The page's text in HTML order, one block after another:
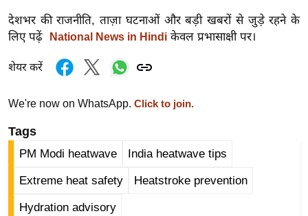
न्यू
ज
ब्री
म
रं
ज
ग
देशभर की राजनीति, ताज़ा घटनाओं और बड़ी खबरों से जुड़े रहने के
लिए पढ़ें
National News in Hindi केवल प्रभासाक्षी पर।
शेयर करें
We're now on WhatsApp. Click to join.
Tags
PM Modi heatwave India heatwave tips
Extreme heat safety Heatstroke prevention
Hydration advisory